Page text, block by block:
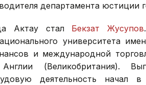
департамента юстиции
Актау стал Бекзат Жусупов
университета
и международной
(Великобритания).
деятельность начал